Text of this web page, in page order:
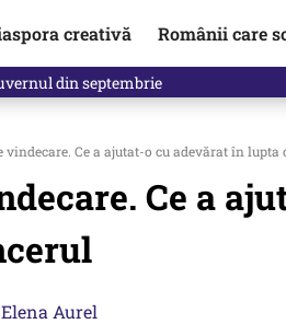
creativă Românii care
din septembrie
Ce a ajutat-o cu adevărat în lupta
Ce a
Elena Aurel